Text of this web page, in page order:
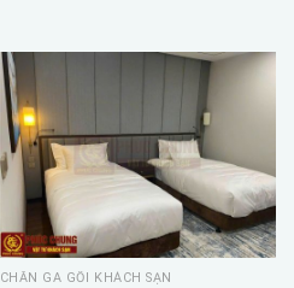
CHĂN GA GỐI KHÁCH SẠN